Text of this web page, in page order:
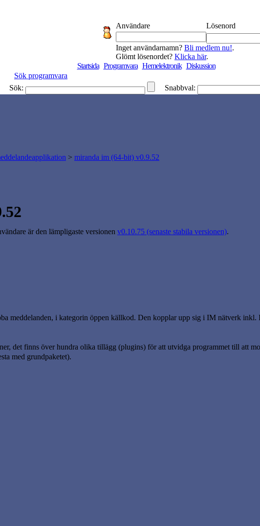
Användare
Lösenord
Inget användarnamn? Bli medlem nu!.
Glömt lösenordet? Klicka här.
Startsida Programvara Hemelektronik Diskussion
Sök programvara
Sök: Snabbval:
> miranda im (64-bit) v0.9.52
är den lämpligaste versionen v0.10.75 (senaste stabila versionen).
meddelanden, i kategorin öppen källkod. Den kopplar upp sig i IM nätverk
det finns över hundra olika tillägg (plugins) för att utvidga programmet till att
med grundpaketet).